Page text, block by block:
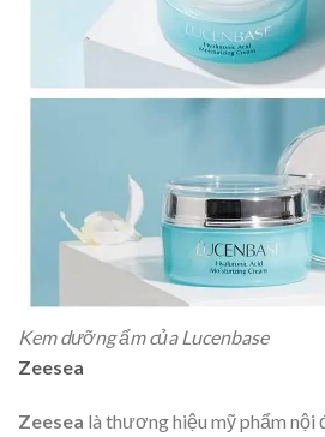
Kem dưỡng ẩm của Lucenbase
Zeesea
Zeesea là thương hiệu mỹ phẩm nội